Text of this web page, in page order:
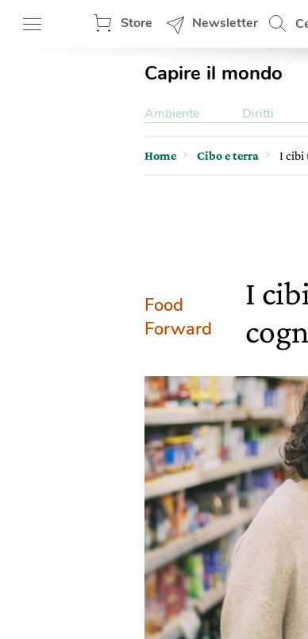
Store Newsletter
Capire il mondo
Ambiente Diritti
Home Cibo e terra I cibi
Food
Forward
I